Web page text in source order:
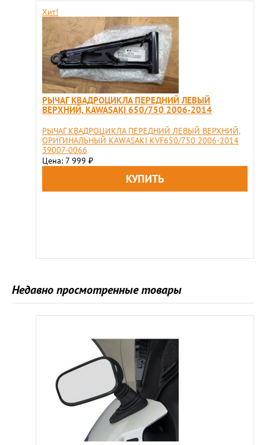
Хит!
РЫЧАГ КВАДРОЦИКЛА ПЕРЕДНИЙ ЛЕВЫЙ
ВЕРХНИЙ, KAWASAKI 650/750 2006-2014
РЫЧАГ КВАДРОЦИКЛА ПЕРЕДНИЙ ЛЕВЫЙ ВЕРХНИЙ,
ОРИГИНАЛЬНЫЙ KAWASAKI KVF650/750 2006-2014
39007-0066
Цена: 7 999 ₽
Недавно просмотренные товары